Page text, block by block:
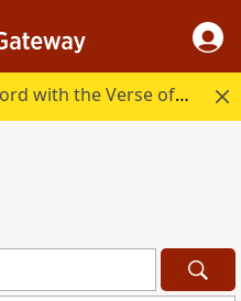
Start your day in God's Word with the Verse of the Day.